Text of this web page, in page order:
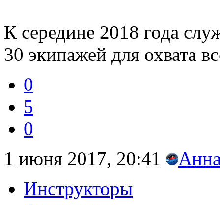
К середине 2018 года
30 экипажей для охвата
0
5
0
1 июня 2017, 20:41
Инструкторы